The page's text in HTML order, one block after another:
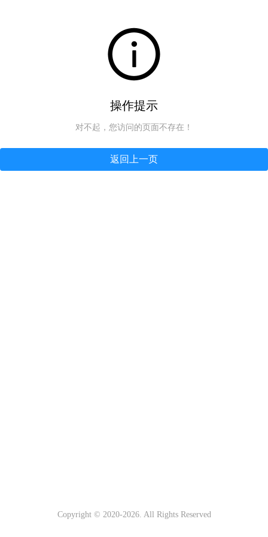
操作提示
对不起，您访问的页面不存在！
返回上一页
Copyright © 2020-2026. All Rights Reserved